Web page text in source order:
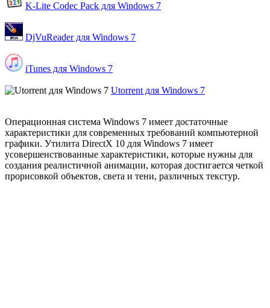
K-Lite Codec Pack для Windows 7
DjVuReader для Windows 7
iTunes для Windows 7
Utorrent для Windows 7
Операционная система Windows 7 имеет достаточные
характеристики для современных требований компьютерной
графики. Утилита DirectX 10 для Windows 7 имеет
усовершенствованные характеристики, которые нужны для
создания реалистичной анимации, которая достигается четкой
прорисовкой объектов, света и тени, различных текстур.